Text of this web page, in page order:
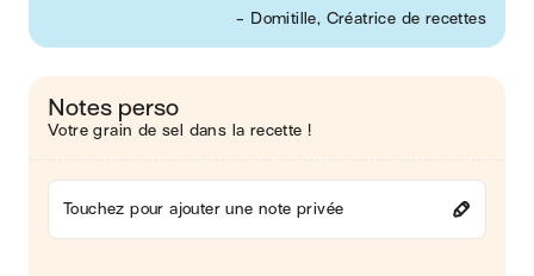
- Domitille, Créatrice de recettes
Notes perso
Votre grain de sel dans la recette !
Touchez pour ajouter une note privée